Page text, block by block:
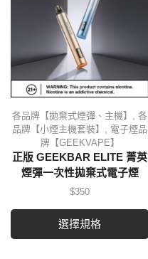
各品牌【拋棄式煙彈、主機】 , 各
品牌【小煙主機套裝】 , 電子煙品
牌【GEEKVAPE】
正版 GEEKBAR ELITE 菁英
煙彈一次性拋棄式電子煙
$350
選擇規格